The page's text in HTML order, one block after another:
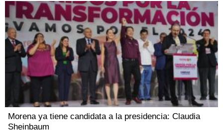
Morena ya tiene candidata a la presidencia: Claudia
Sheinbaum